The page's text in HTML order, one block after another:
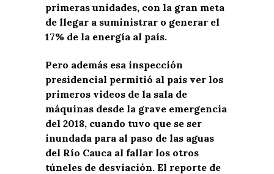
primeras unidades, con la gran meta
de llegar a suministrar o generar el
17% de la energía al país.
Pero además esa inspección
presidencial permitió al país ver los
primeros videos de la sala de
máquinas desde la grave emergencia
del 2018, cuando tuvo que se ser
inundada para al paso de las aguas
del Río Cauca al fallar los otros
túneles de desviación. El reporte de